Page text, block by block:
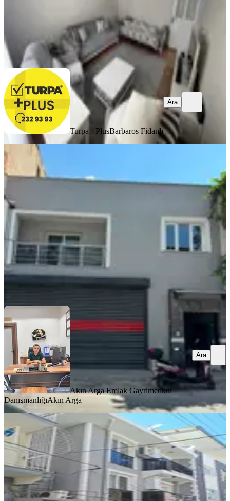
Turpa +Plus Barbaros Fidanlı
Ara
Turpa +PlusBarbaros Fidanlı
Ara
SIFIR BİNA
Akın Arga Emlak Gayrimenkul Danışmanlığı
Akın Arga Emlak Gayrimenkul
DanışmanlığıAkın Arga
Ara
BALKONLU
Buca İnönü 3 Katlı Tadilatlı Kiracili
Mustakil Bina
Buca, İnönü Mahallesi
· 22.07.2026
7.750.000 ₺